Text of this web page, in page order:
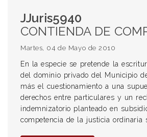
JJuris5940
CONTIENDA DE COMPETENCIA. COMPETENCIA ORDINARIA. JUICIO DE ESCRITURACIÓN. BIEN PRIVADO DEL ESTADO
Martes, 04 de Mayo de 2010
En la especie se pretende la
del dominio privado del Municipio
más el cuestionamiento a una
derechos entre particulares y un
indemnizatorio planteado en
competencia de la justicia ordinaria